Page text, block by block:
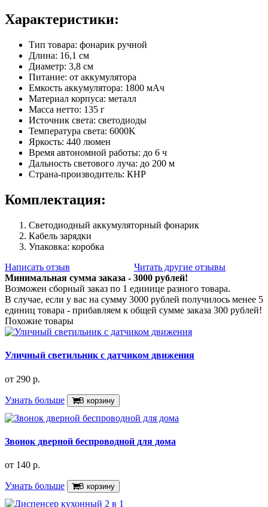
Характеристики:
Тип товара: фонарик ручной
Длина: 16,1 см
Диаметр: 3,8 см
Питание: от аккумулятора
Емкость аккумулятора: 1800 мАч
Материал корпуса: металл
Масса нетто: 135 г
Источник света: светодиоды
Температура света: 6000K
Яркость: 440 люмен
Время автономной работы: до 6 ч
Дальность светового луча: до 200 м
Страна-производитель: КНР
Комплектация:
Светодиодный аккумуляторный фонарик
Кабель зарядки
Упаковка: коробка
Написать отзыв
Читать другие отзывы
Минимальная сумма заказа - 3000 рублей!
Возможен сборный заказ по 1 единице разного товара.
В случае, если у вас на сумму 3000 рублей получилось менее 5
единиц товара - прибавляем к общей сумме заказа 300 рублей!
Похожие товары
Уличный светильник с датчиком движения
от 290 р.
Узнать больше В корзину
Звонок дверной беспроводной для дома
от 140 р.
Узнать больше В корзину